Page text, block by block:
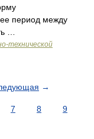
период между
…
технической
→
7 8
9